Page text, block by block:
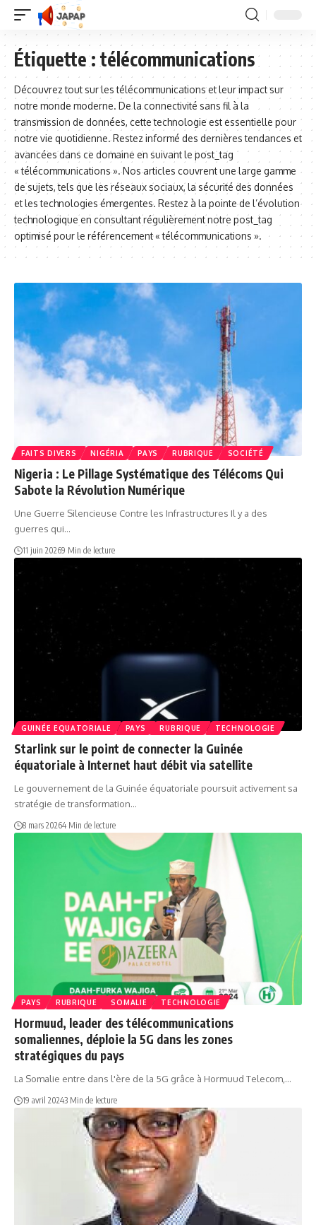
Étiquette :télécommunications
Découvrez tout sur les télécommunications et leur impact sur
notre monde moderne. De la connectivité sans fil à la
transmission de données, cette technologie est essentielle pour
notre vie quotidienne. Restez informé des dernières tendances et
avancées dans ce domaine en suivant le post_tag
« télécommunications ». Nos articles couvrent une large gamme
de sujets, tels que les réseaux sociaux, la sécurité des données
et les technologies émergentes. Restez à la pointe de l’évolution
technologique en consultant régulièrement notre post_tag
optimisé pour le référencement « télécommunications ».
FAITS DIVERS NIGÉRIA PAYS RUBRIQUE SOCIÉTÉ
Nigeria : Le Pillage Systématique des Télécoms Qui
Sabote la Révolution Numérique
Une Guerre Silencieuse Contre les Infrastructures Il y a des
guerres qui…
11 juin 20269 Min de lecture
GUINÉE EQUATORIALE PAYS RUBRIQUE TECHNOLOGIE
Starlink sur le point de connecter la Guinée
équatoriale à Internet haut débit via satellite
Le gouvernement de la Guinée équatoriale poursuit activement sa
stratégie de transformation…
8 mars 20264 Min de lecture
PAYS RUBRIQUE SOMALIE TECHNOLOGIE
Hormuud, leader des télécommunications
somaliennes, déploie la 5G dans les zones
stratégiques du pays
La Somalie entre dans l'ère de la 5G grâce à Hormuud Telecom,…
19 avril 20243 Min de lecture